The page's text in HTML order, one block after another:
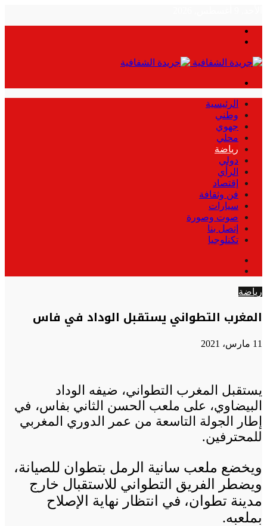
الرئيسية
وطني
جهوي
محلي
رياضة
دولي
الرأي
إقتصاد
فن وثقافة
سيارات
صوت وصورة
إتصل بنا
تكنلوجيا
رياضة
المغرب التطواني يستقبل الوداد في فاس
11 مارس، 2021
يستقبل المغرب التطواني، ضيفه الوداد
البيضاوي، على ملعب الحسن الثاني بفاس، في
إطار الجولة التاسعة من عمر الدوري المغربي
للمحترفين.
ويخضع ملعب سانية الرمل بتطوان للصيانة،
ويضطر الفريق التطواني للاستقبال خارج
مدينة تطوان، في انتظار نهاية الإصلاح
بملعبه.